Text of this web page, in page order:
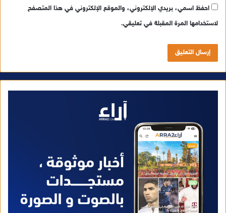
احفظ اسمي، بريدي الإلكتروني، والموقع الإلكتروني في هذا المتصفح
لاستخدامها المرة المقبلة في تعليقي.